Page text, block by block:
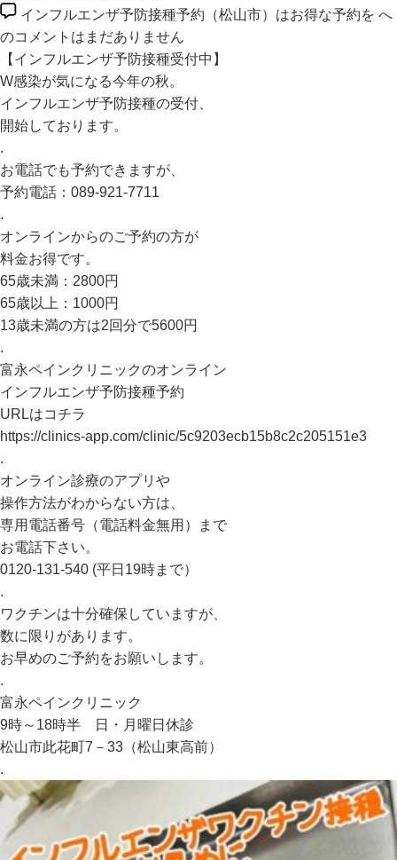
インフルエンザ予防接種予約（松山市）はお得な予約を へ
のコメントはまだありません
【インフルエンザ予防接種受付中】
W感染が気になる今年の秋。
インフルエンザ予防接種の受付、
開始しております。
.
お電話でも予約できますが、
予約電話：089-921-7711
.
オンラインからのご予約の方が
料金お得です。
65歳未満：2800円
65歳以上：1000円
13歳未満の方は2回分で5600円
.
富永ペインクリニックのオンライン
インフルエンザ予防接種予約
URLはコチラ
https://clinics-app.com/clinic/5c9203ecb15b8c2c205151e3
.
オンライン診療のアプリや
操作方法がわからない方は、
専用電話番号（電話料金無用）まで
お電話下さい。
0120-131-540 (平日19時まで）
.
ワクチンは十分確保していますが、
数に限りがあります。
お早めのご予約をお願いします。
.
富永ペインクリニック
9時～18時半 日・月曜日休診
松山市此花町7－33（松山東高前）
.